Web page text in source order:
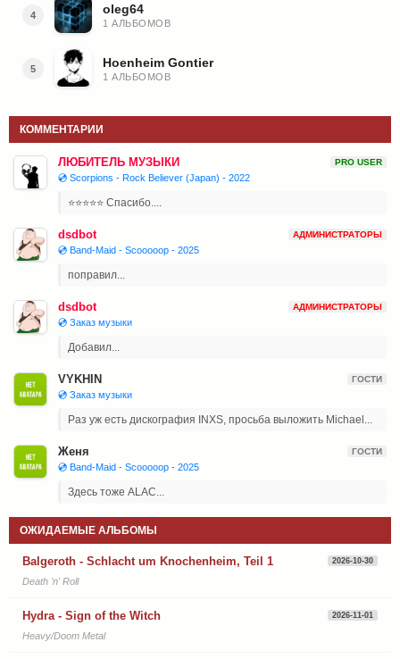
4 oleg64
1 АЛЬБОМОВ
5 Hoenheim Gontier
1 АЛЬБОМОВ
КОММЕНТАРИИ
ЛЮБИТЕЛЬ МУЗЫКИ PRO USER
💿 Scorpions - Rock Believer (Japan) - 2022
⭐⭐⭐⭐⭐ Спасибо....
dsdbot АДМИНИСТРАТОРЫ
💿 Band-Maid - Scooooop - 2025
поправил...
dsdbot АДМИНИСТРАТОРЫ
💿 Заказ музыки
Добавил...
VYKHIN ГОСТИ
💿 Заказ музыки
Раз уж есть дискография INXS, просьба выложить Michael...
Женя ГОСТИ
💿 Band-Maid - Scooooop - 2025
Здесь тоже ALAC...
ОЖИДАЕМЫЕ АЛЬБОМЫ
Balgeroth - Schlacht um Knochenheim, Teil 1 2026-10-30
Death 'n' Roll
Hydra - Sign of the Witch 2026-11-01
Heavy/Doom Metal